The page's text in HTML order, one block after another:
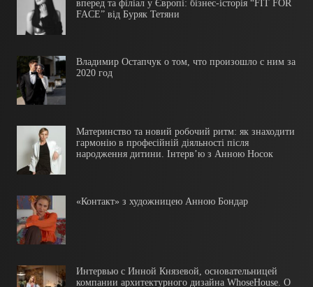
вперед та філіал у Європі: бізнес-історія “FIT FOR
FACE” від Буряк Тетяни
Владимир Остапчук о том, что произошло с ним за
2020 год
Материнство та новий робочий ритм: як знаходити
гармонію в професійній діяльності після
народження дитини. Інтерв’ю з Анною Носок
«Контакт» з художницею Анною Бондар
Интервью с Инной Князевой, основательницей
компании архитектурного дизайна WhoseHouse. О